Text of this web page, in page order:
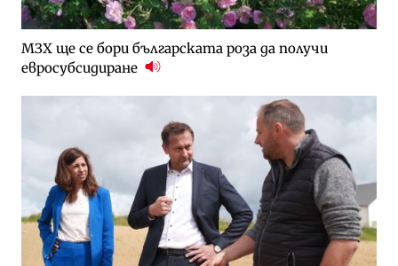
МЗХ ще се бори българската роза да получи
евросубсидиране